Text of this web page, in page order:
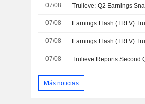
07/08 Trulieve: Q2 Earnings
07/08
07/08
07/08 Trulieve Reports Second
Más noticias